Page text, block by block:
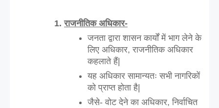
राजनीतिक अधिकार-
जनता द्वारा शासन कार्यों में भाग लेने के
लिए अधिकार, राजनीतिक अधिकार
कहलाते हैं|
यह अधिकार सामान्यतः सभी नागरिकों
को प्राप्त होता है|
जैसे- वोट देने का अधिकार, निर्वाचित